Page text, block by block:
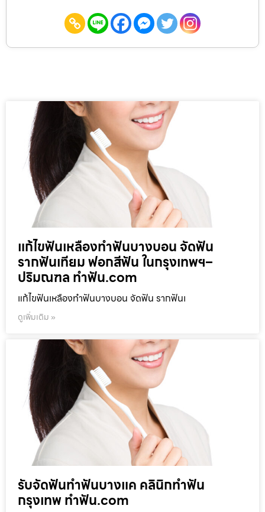
แก้ไขฟันเหลืองทำฟันบางบอน จัดฟัน
รากฟันเทียม ฟอกสีฟัน ในกรุงเทพฯ–
ปริมณฑล ทำฟัน.com
แก้ไขฟันเหลืองทำฟันบางบอน จัดฟัน รากฟันเ
ดูเพิ่มเติม »
รับจัดฟันทำฟันบางแค คลินิกทำฟัน
กรุงเทพ ทำฟัน.com